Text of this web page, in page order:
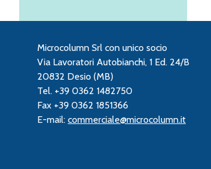
Microcolumn Srl con unico socio
Via Lavoratori Autobianchi, 1 Ed. 24/B
20832 Desio (MB)
Tel. +39 0362 1482750
Fax +39 0362 1851366
E-mail: commerciale@microcolumn.it